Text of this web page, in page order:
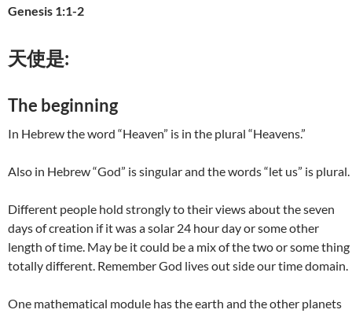
Genesis 1:1-2
天使是:
The beginning
In Hebrew the word “Heaven” is in the plural “Heavens.”
Also in Hebrew “God” is singular and the words “let us” is plural.
Different people hold strongly to their views about the seven
days of creation if it was a solar 24 hour day or some other
length of time. May be it could be a mix of the two or some thing
totally different. Remember God lives out side our time domain.
One mathematical module has the earth and the other planets